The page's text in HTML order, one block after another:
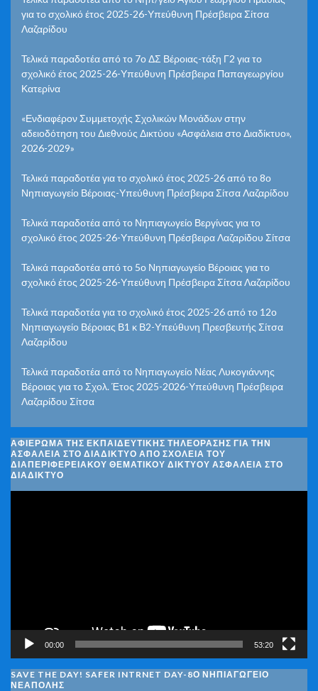
για το σχολικό έτος 2025-26-Υπεύθυνη Πρέσβειρα Σίτσα
Λαζαρίδου
Τελικά παραδοτέα από το 7ο ΔΣ Βέροιας-τάξη Γ2 για το
σχολικό έτος 2025-26-Υπεύθυνη Πρέσβειρα Παπαγεωργίου
Κατερίνα
«Ενδιαφέρον Συμμετοχής Σχολικών Μονάδων στην
αδειοδότηση του Διεθνούς Δικτύου «Ασφάλεια στο Διαδίκτυο»,
2026-2029»
Τελικά παραδοτέα για το σχολικό έτος 2025-26 από το 8ο
Νηπιαγωγείο Βέροιας-Υπεύθυνη Πρέσβειρα Σίτσα Λαζαρίδου
Τελικά παραδοτέα από το Νηπιαγωγείο Βεργίνας για το
σχολικό έτος 2025-26-Υπεύθυνη Πρέσβειρα Λαζαρίδου Σίτσα
Τελικά παραδοτέα από το 5ο Νηπιαγωγείο Βέροιας για το
σχολικό έτος 2025-26-Υπεύθυνη Πρέσβειρα Σίτσα Λαζαρίδου
Τελικά παραδοτέα για το σχολικό έτος 2025-26 από το 12ο
Νηπιαγωγείο Βέροιας Β1 κ Β2-Υπεύθυνη Πρεσβευτής Σίτσα
Λαζαρίδου
Τελικά παραδοτέα από το Νηπιαγωγείο Νέας Λυκογιάννης
Βέροιας για το Σχολ. Έτος 2025-2026-Υπεύθυνη Πρέσβειρα
Λαζαρίδου Σίτσα
ΑΦΙΈΡΩΜΑ ΤΗΣ ΕΚΠΑΙΔΕΥΤΙΚΉΣ ΤΗΛΕΌΡΑΣΗΣ ΓΙΑ ΤΗΝ
ΑΣΦΆΛΕΙΑ ΣΤΟ ΔΙΑΔΊΚΤΥΟ ΑΠΌ ΣΧΟΛΕΊΑ ΤΟΥ
ΔΙΑΠΕΡΙΦΕΡΕΙΑΚΟΎ ΘΕΜΑΤΙΚΟΎ ΔΙΚΤΎΟΥ ΑΣΦΆΛΕΙΑ ΣΤΟ
ΔΙΑΔΊΚΤΥΟ
00:00 53:20
SAVE THE DAY! SAFER INTRNET DAY-8Ο ΝΗΠΙΑΓΩΓΕΙΟ
ΝΕΑΠΟΛΗΣ